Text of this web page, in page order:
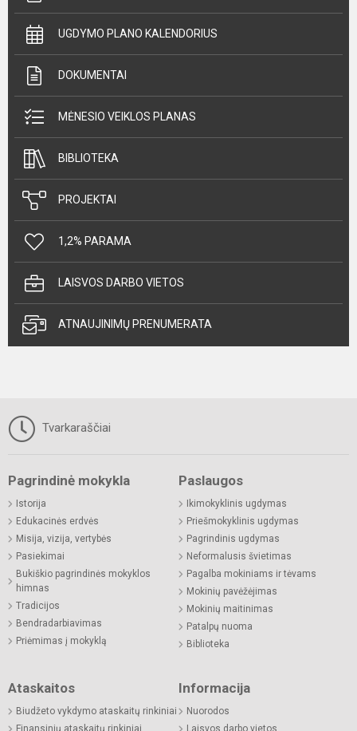
UGDYMO PLANO KALENDORIUS
DOKUMENTAI
MĖNESIO VEIKLOS PLANAS
BIBLIOTEKA
PROJEKTAI
1,2% PARAMA
LAISVOS DARBO VIETOS
ATNAUJINIMŲ PRENUMERATA
Tvarkaraščiai
Pagrindinė mokykla
Istorija
Edukacinės erdvės
Misija, vizija, vertybės
Pasiekimai
Bukiškio pagrindinės mokyklos
himnas
Tradicijos
Bendradarbiavimas
Priėmimas į mokyklą
Paslaugos
Ikimokyklinis ugdymas
Priešmokyklinis ugdymas
Pagrindinis ugdymas
Neformalusis švietimas
Pagalba mokiniams ir tėvams
Mokinių pavėžėjimas
Mokinių maitinimas
Patalpų nuoma
Biblioteka
Ataskaitos
Biudžeto vykdymo ataskaitų rinkiniai
Informacija
Nuorodos